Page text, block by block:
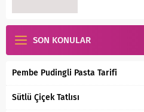
SON KONULAR
Pembe Pudingli Pasta Tarifi
Sütlü Çiçek Tatlısı